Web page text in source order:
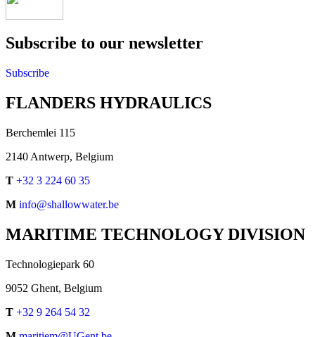
Subscribe to our newsletter
Subscribe
FLANDERS HYDRAULICS
Berchemlei 115
2140 Antwerp, Belgium
T +32 3 224 60 35
M info@shallowwater.be
MARITIME TECHNOLOGY DIVISION
Technologiepark 60
9052 Ghent, Belgium
T +32 9 264 54 32